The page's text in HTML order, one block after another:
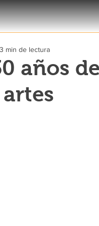
años
3 min de lectura